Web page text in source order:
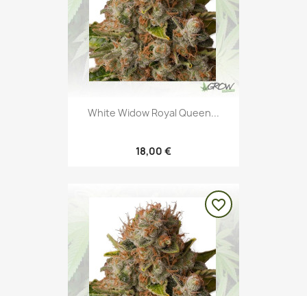
White Widow Royal Queen...
18,00 €
favorite_border